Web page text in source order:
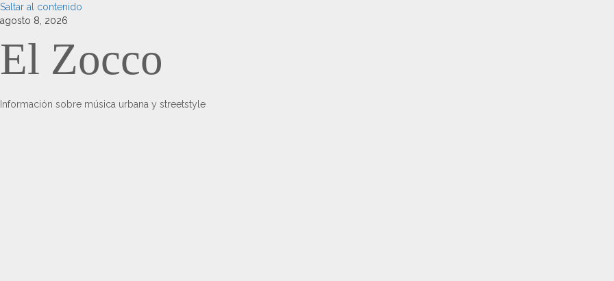
Saltar al contenido
agosto 8, 2026
El Zocco
Información sobre música urbana y streetstyle